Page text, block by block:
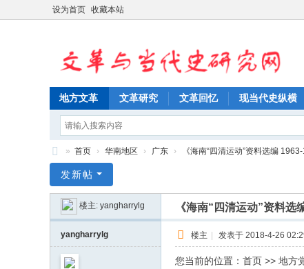
设为首页 收藏本站
地方文革 文革研究 文革回忆 现当代史纵横
革
» 首页 › 华南地区 › 广东 › 《海南“四清运动”资料选编
发新帖
楼主: yangharrylg 《海南“四清运动”资料选
yangharrylg 楼主 | 发表于 2018-4-26
您当前的位置：首页 >> 地方